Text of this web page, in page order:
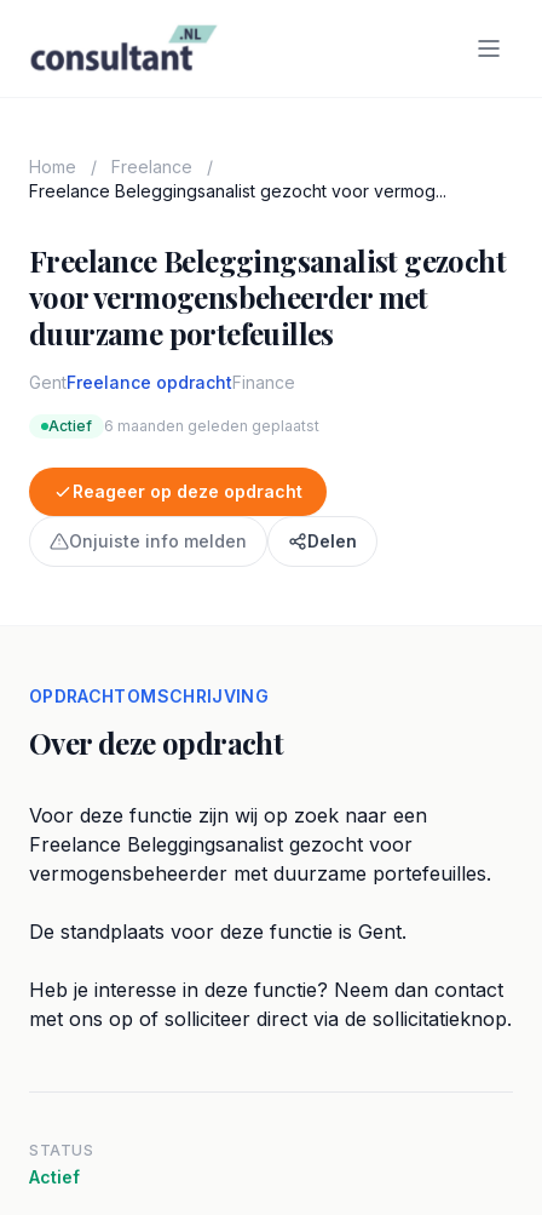
Home / Freelance
/
Freelance Beleggingsanalist gezocht voor vermog...
Freelance Beleggingsanalist gezocht
voor vermogensbeheerder met
duurzame portefeuilles
GentFreelance opdrachtFinance
Actief 6 maanden geleden geplaatst
Reageer op deze opdracht
Onjuiste info melden Delen
OPDRACHTOMSCHRIJVING
Over deze opdracht
Voor deze functie zijn wij op zoek naar een
Freelance Beleggingsanalist gezocht voor
vermogensbeheerder met duurzame portefeuilles.
De standplaats voor deze functie is Gent.
Heb je interesse in deze functie? Neem dan contact
met ons op of solliciteer direct via de sollicitatieknop.
STATUS
Actief